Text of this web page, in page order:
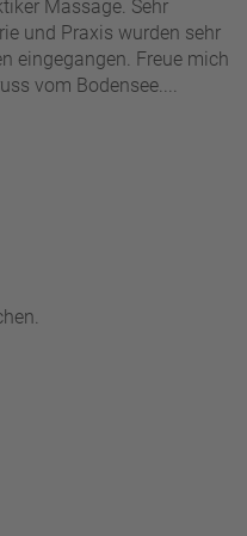
Massage. Sehr
und Praxis wurden sehr
eingegangen. Freue mich
vom Bodensee....